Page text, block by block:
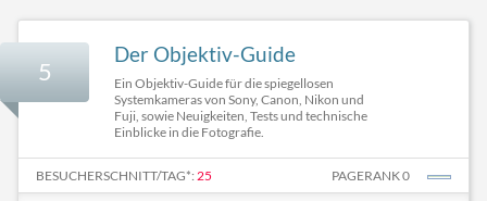
5
Der Objektiv-Guide
Ein Objektiv-Guide für die spiegellosen
Systemkameras von Sony, Canon, Nikon und
Fuji, sowie Neuigkeiten, Tests und technische
Einblicke in die Fotografie.
BESUCHERSCHNITT/TAG*: 25 PAGERANK 0